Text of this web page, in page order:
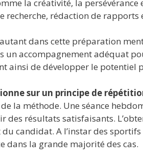
la créativité, la
rédaction de rapports
dans cette préparation
un accompagnement adéquat
ainsi de développer le
sur un principe de
la méthode. Une séance
des résultats satisfaisants.
candidat. A l’instar des
dans la grande majorité des cas.